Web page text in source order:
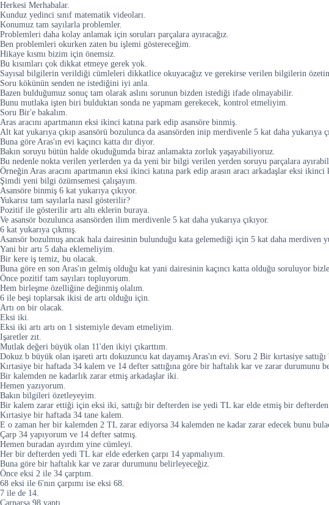
Herkesi Merhabalar.
Kunduz yedinci sınıf matematik videoları.
Konumuz tam sayılarla problemler.
Problemleri daha kolay anlamak için soruları parçalara ayıracağız.
Ben problemleri okurken zaten bu işlemi göstereceğim.
Hikaye kısmı bizim için önemsiz.
Bu kısımları çok dikkat etmeye gerek yok.
Sayısal bilgilerin verildiği cümleleri dikkatlice okuyacağız ve gerekirse verilen bilgilerin
Soru kökünün senden ne istediğini iyi anla.
Bazen bulduğumuz sonuç tam olarak aslını sorunun bizden istediği ifade olmayabilir.
Bunu mutlaka işten biri bulduktan sonda ne yapmam gerekecek, kontrol etmeliyim.
Soru Bir'e bakalım.
Aras aracını apartmanın eksi ikinci katına park edip asansöre binmiş.
Alt kat yukarıya çıkıp asansörü bozulunca da asansörden inip merdivenle 5 kat daha yukarıya
Buna göre Aras'ın evi kaçıncı katta dır diyor.
Bakın soruyu bütün halde okuduğumda biraz anlamakta zorluk yaşayabiliyoruz.
Bu nedenle nokta verilen yerlerden ya da yeni bir bilgi verilen yerden soruyu parçalara
Örneğin Aras aracını apartmanın eksi ikinci katına park edip arasın aracı arkadaşlar eksi ikinci
Şimdi yeni bilgi özümsemesi çalışayım.
Asansöre binmiş 6 kat yukarıya çıkıyor.
Yukarısı tam sayılarla nasıl gösterilir?
Pozitif ile gösterilir artı altı eklerin buraya.
Ve asansör bozulunca asansörden ilim merdivenle 5 kat daha yukarıya çıkıyor.
6 kat yukarıya çıkmış.
Asansör bozulmuş ancak hala dairesinin bulunduğu kata gelemediği için 5 kat daha merdiven
Yani bir artı 5 daha eklemeliyim.
Bir kere iş temiz, bu olacak.
Buna göre en son Aras'ın gelmiş olduğu kat yani dairesinin kaçıncı katta olduğu soruluyor
Önce pozitif tam sayıları topluyorum.
Hem birleşme özelliğine değinmiş olalım.
6 ile beşi toplarsak ikisi de artı olduğu için.
Artı on bir olacak.
Eksi iki.
Eksi iki artı artı on 1 sistemiyle devam etmeliyim.
Işaretler zıt.
Mutlak değeri büyük olan 11'den ikiyi çıkarttım.
Dokuz b büyük olan işareti artı dokuzuncu kat dayamış Aras'ın evi. Soru 2 Bir kırtasiye
Kırtasiye bir haftada 34 kalem ve 14 defter sattığına göre bir haftalık kar ve zarar durumunu
Bir kalemden ne kadarlık zarar etmiş arkadaşlar iki.
Hemen yazıyorum.
Bakın bilgileri özetleyeyim.
Bir kalem zarar ettiği için eksi iki, sattığı bir defterden ise yedi TL kar elde etmiş bir
Kırtasiye bir haftada 34 tane kalem.
E o zaman her bir kalemden 2 TL zarar ediyorsa 34 kalemden ne kadar zarar edecek bunu
Çarp 34 yapıyorum ve 14 defter satmış.
Hemen buradan ayırdım yine cümleyi.
Her bir defterden yedi TL kar elde ederken çarpı 14 yapmalıyım.
Buna göre bir haftalık kar ve zarar durumunu belirleyeceğiz.
Önce eksi 2 ile 34 çarptım.
68 eksi ile 6'nın çarpımı ise eksi 68.
7 ile de 14.
Çarparsa 98 yaptı.